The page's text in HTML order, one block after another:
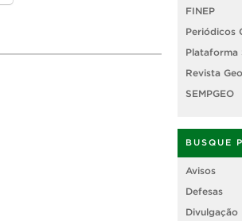
FINEP
Periódicos
Plataforma
Revista
SEMPGEO
BUSQUE
Avisos
Defesas
Divulgação